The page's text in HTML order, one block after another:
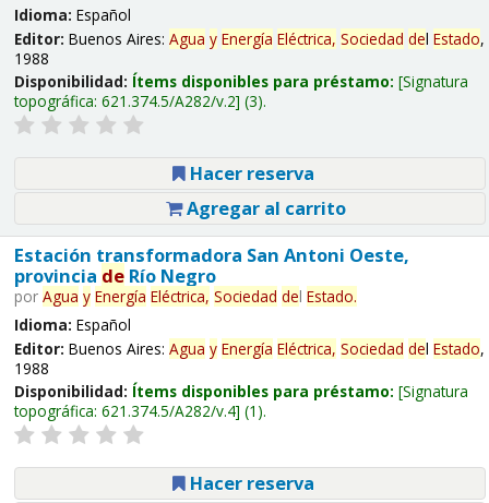
Idioma: Español
Editor: Buenos Aires: Agua y Energía Eléctrica, Sociedad del Estado,
1988
Disponibilidad: Ítems disponibles para préstamo: Signatura
topográfica: 621.374.5/A282/v.2 (3).
Hacer reserva
Agregar al carrito
Estación transformadora San Antoni Oeste,
provincia deRío Negro
por Agua y Energía Eléctrica, Sociedad del Estado.
Idioma: Español
Editor: Buenos Aires: Agua y Energía Eléctrica, Sociedad del Estado,
1988
Disponibilidad: Ítems disponibles para préstamo: Signatura
topográfica: 621.374.5/A282/v.4 (1).
Hacer reserva